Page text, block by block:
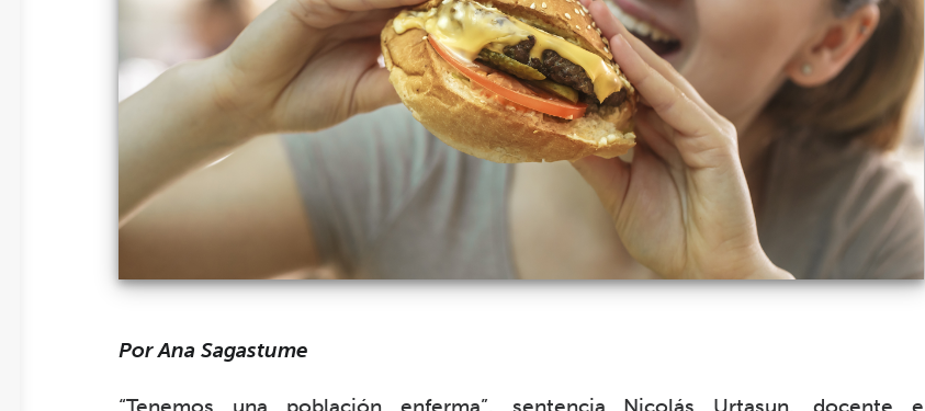
Por Ana Sagastume
“Tenemos una población enferma”, sentencia Nicolás Urtasun, docente e